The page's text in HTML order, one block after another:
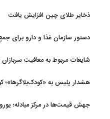
ذخایر طلای چین افزایش یافت
دستور سازمان غذا و دارو برای جمع‌آوری ۳ محصول
شایعات مربوط به معافیت
هشدار پلیس به «کودک‌بلاگرها»؛
جهش قیمت‌ها در مرکز مبادله؛